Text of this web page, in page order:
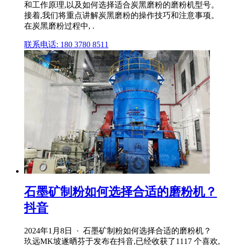
和工作原理,以及如何选择适合炭黑磨粉的磨粉机型号。
接着,我们将重点讲解炭黑磨粉的操作技巧和注意事项。
在炭黑磨粉过程中, .
联系电话: 180 3780 8511
石墨矿制粉如何选择合适的磨粉机？
抖音
2024年1月8日 · 石墨矿制粉如何选择合适的磨粉机？
玖远MK坡遂晒芬于发布在抖音,已经收获了1117 个喜欢,